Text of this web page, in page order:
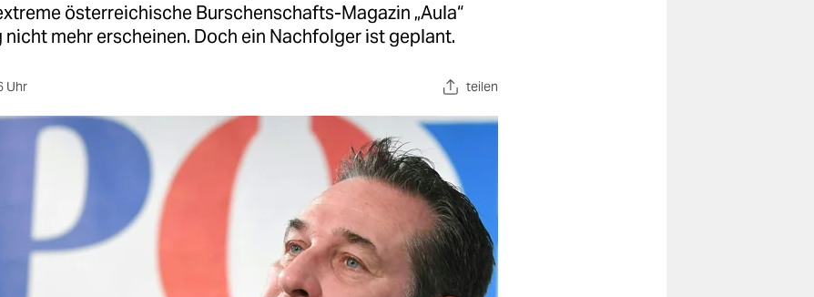
österreichische Burschenschafts-Magazin „Aula“
mehr erscheinen. Doch ein Nachfolger ist geplant.
Uhr teilen